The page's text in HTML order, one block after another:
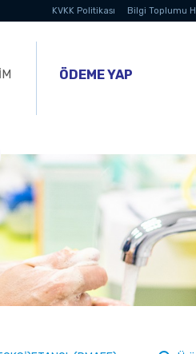
KVKK Politikası Bilgi Toplumu
ÖDEME YAP